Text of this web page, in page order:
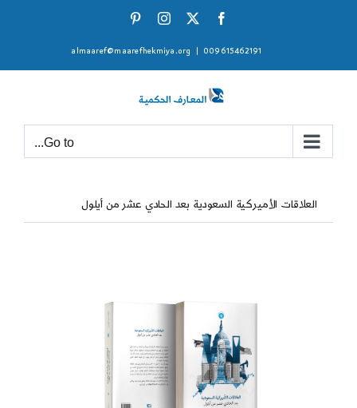
Facebook
X
Instagram
009615462191
almaaref@maarefhekmiya.org
Go to...
العلاقات الأميركية السعودية بعد الحادي عشر من أيلول